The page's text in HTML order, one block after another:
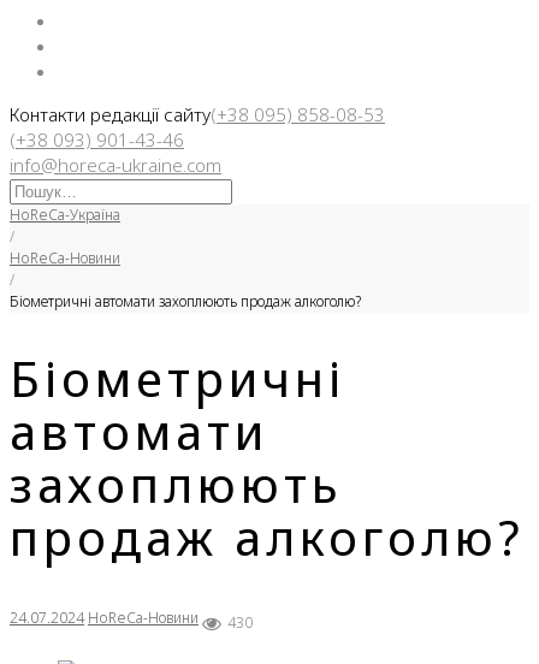
Контакти редакції сайту(+38 095) 858-08-53
(+38 093) 901-43-46
info@horeca-ukraine.com
Искать:
HoReCa-Україна
/
HoReCa-Новини
/
Біометричні автомати захоплюють продаж алкоголю?
Біометричні
автомати
захоплюють
продаж алкоголю?
24.07.2024 HoReCa-Новини 430